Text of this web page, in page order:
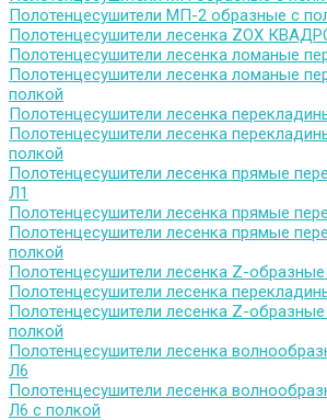
Полотенцесушители МП-2 образные с
Полотенцесушители лесенка ZOX
Полотенцесушители лесенка ломаные
Полотенцесушители лесенка ломаные
полкой
Полотенцесушители лесенка
Полотенцесушители лесенка
полкой
Полотенцесушители лесенка прямые
Л1
Полотенцесушители лесенка прямые
Полотенцесушители лесенка прямые
полкой
Полотенцесушители лесенка Z-
Полотенцесушители лесенка
Полотенцесушители лесенка Z-
полкой
Полотенцесушители лесенка
Л6
Полотенцесушители лесенка
Л6 с полкой